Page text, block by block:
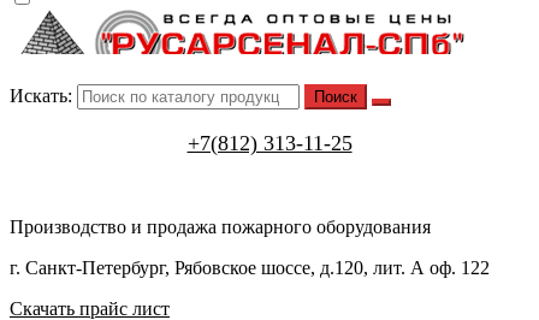
Искать:
+7(812) 313-11-25
Производство и продажа пожарного оборудования
г. Санкт-Петербург, Рябовское шоссе, д.120, лит. А оф. 122
Скачать прайс лист